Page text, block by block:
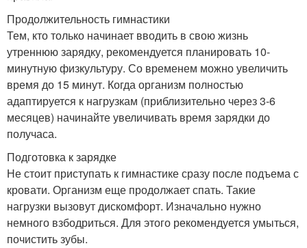
Продолжительность гимнастики
Тем, кто только начинает вводить в свою жизнь
утреннюю зарядку, рекомендуется планировать 10-
минутную физкультуру. Со временем можно увеличить
время до 15 минут. Когда организм полностью
адаптируется к нагрузкам (приблизительно через 3-6
месяцев) начинайте увеличивать время зарядки до
получаса.
Подготовка к зарядке
Не стоит приступать к гимнастике сразу после подъема с
кровати. Организм еще продолжает спать. Такие
нагрузки вызовут дискомфорт. Изначально нужно
немного взбодриться. Для этого рекомендуется умыться,
почистить зубы.